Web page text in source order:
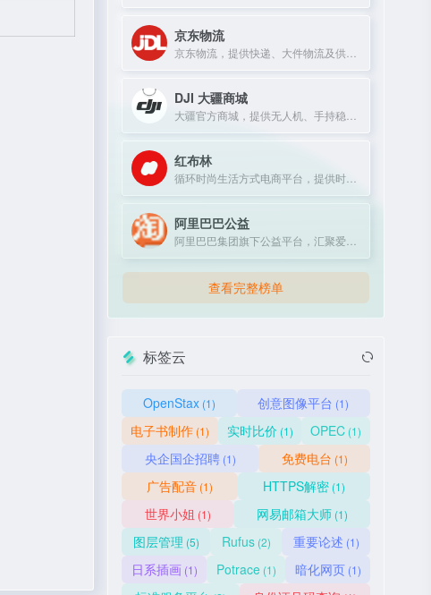
京东物流
DJI 大疆商城
红布林
阿里巴巴公益
查看完整榜单
标签云
OpenStax(1) 创意图像平台 (1)
电子书制作(1) 实时比价 (1) OPEC (1)
央企国企招聘(1) 免费电台 (1)
广告配音 (1) HTTPS解密 (1)
世界小姐 (1) 网易邮箱大师(1)
图层管理 (5) Rufus(2) 重要论述 (1)
日系插画(1) Potrace(1) 暗化网页(1)